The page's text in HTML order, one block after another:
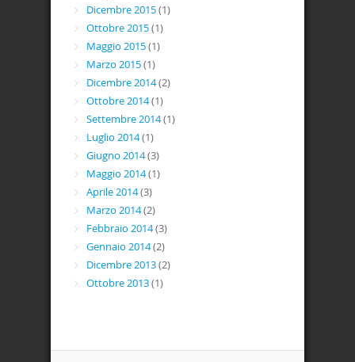
Dicembre 2015(1)
Ottobre 2015(1)
Maggio 2015(1)
Marzo 2015(1)
Dicembre 2014(2)
Ottobre 2014(1)
Settembre 2014(1)
Luglio 2014(1)
Giugno 2014(3)
Maggio 2014(1)
Aprile 2014(3)
Marzo 2014(2)
Febbraio 2014(3)
Gennaio 2014(2)
Dicembre 2013(2)
Ottobre 2013(1)